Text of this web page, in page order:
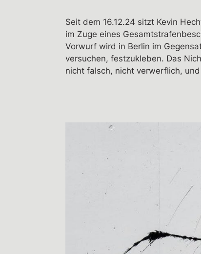
Seit dem 16.12.24 sitzt Kevin
im Zuge eines
Vorwurf wird in Berlin im
versuchen, festzukleben. Das
nicht falsch, nicht verwerflich,